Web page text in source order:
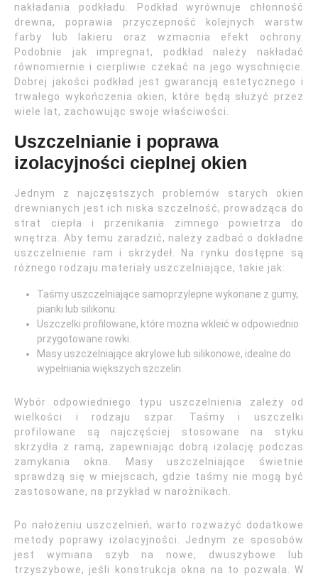
nakładania podkładu. Podkład wyrównuje chłonność
drewna, poprawia przyczepność kolejnych warstw
farby lub lakieru oraz wzmacnia efekt ochrony.
Podobnie jak impregnat, podkład należy nakładać
równomiernie i cierpliwie czekać na jego wyschnięcie.
Dobrej jakości podkład jest gwarancją estetycznego i
trwałego wykończenia okien, które będą służyć przez
wiele lat, zachowując swoje właściwości.
Uszczelnianie i poprawa
izolacyjności cieplnej okien
Jednym z najczęstszych problemów starych okien
drewnianych jest ich niska szczelność, prowadząca do
strat ciepła i przenikania zimnego powietrza do
wnętrza. Aby temu zaradzić, należy zadbać o dokładne
uszczelnienie ram i skrzydeł. Na rynku dostępne są
różnego rodzaju materiały uszczelniające, takie jak:
Taśmy uszczelniające samoprzylepne wykonane z gumy,
pianki lub silikonu.
Uszczelki profilowane, które można wkleić w odpowiednio
przygotowane rowki.
Masy uszczelniające akrylowe lub silikonowe, idealne do
wypełniania większych szczelin.
Wybór odpowiedniego typu uszczelnienia zależy od
wielkości i rodzaju szpar. Taśmy i uszczelki
profilowane są najczęściej stosowane na styku
skrzydła z ramą, zapewniając dobrą izolację podczas
zamykania okna. Masy uszczelniające świetnie
sprawdzą się w miejscach, gdzie taśmy nie mogą być
zastosowane, na przykład w narożnikach.
Po nałożeniu uszczelnień, warto rozważyć dodatkowe
metody poprawy izolacyjności. Jednym ze sposobów
jest wymiana szyb na nowe, dwuszybowe lub
trzyszybowe, jeśli konstrukcja okna na to pozwala. W